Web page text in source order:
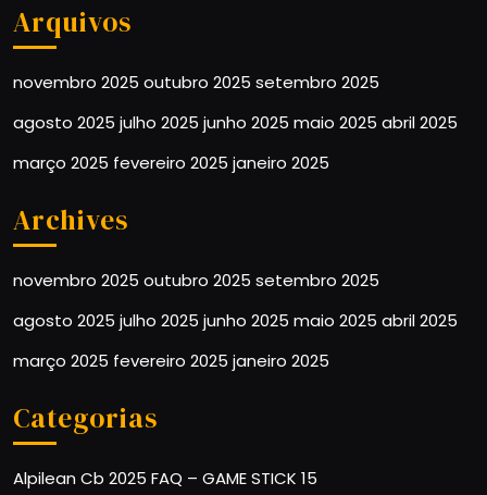
Arquivos
novembro 2025 outubro 2025 setembro 2025
agosto 2025 julho 2025 junho 2025 maio 2025 abril 2025
março 2025 fevereiro 2025 janeiro 2025
Archives
novembro 2025 outubro 2025 setembro 2025
agosto 2025 julho 2025 junho 2025 maio 2025 abril 2025
março 2025 fevereiro 2025 janeiro 2025
Categorias
Alpilean Cb 2025 FAQ – GAME STICK 15